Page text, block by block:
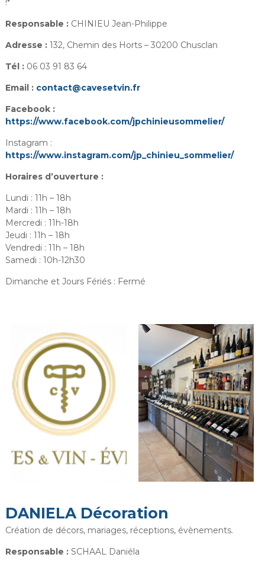
!*
Responsable :CHINIEU Jean-Philippe
Adresse :132, Chemin des Horts – 30200 Chusclan
Tél :06 03 91 83 64
Email : contact@cavesetvin.fr
Facebook :
https://www.facebook.com/jpchinieusommelier/
Instagram :
https://www.instagram.com/jp_chinieu_sommelier/
Horaires d’ouverture :
Lundi : 11h – 18h
Mardi : 11h – 18h
Mercredi : 11h-18h
Jeudi : 11h – 18h
Vendredi : 11h – 18h
Samedi : 10h-12h30
Dimanche et Jours Fériés : Fermé
DANIELA Décoration
Création de décors, mariages, réceptions, évènements.
Responsable :SCHAAL Daniéla